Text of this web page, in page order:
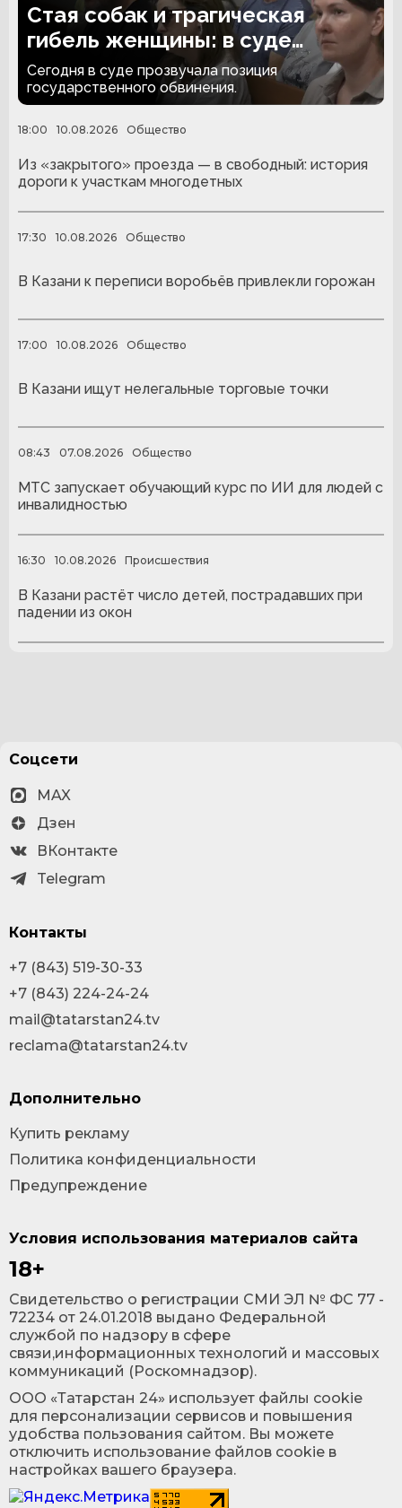
Стая собак и трагическая
гибель женщины: в суде
прозвучал запрос на наказание
Сегодня в суде прозвучала позиция
государственного обвинения.
18:00 10.08.2026 Общество
Из «закрытого» проезда — в свободный: история
дороги к участкам многодетных
17:30 10.08.2026 Общество
В Казани к переписи воробьёв привлекли горожан
17:00 10.08.2026 Общество
В Казани ищут нелегальные торговые точки
08:43 07.08.2026 Общество
МТС запускает обучающий курс по ИИ для людей с
инвалидностью
16:30 10.08.2026 Происшествия
В Казани растёт число детей, пострадавших при
падении из окон
Условия использования материалов сайта
18+
Cвидетельство о регистрации СМИ ЭЛ № ФС 77 -
72234 от 24.01.2018 выдано Федеральной
службой по надзору в сфере
связи,информационных технологий и массовых
коммуникаций (Роскомнадзор).
ООО «Татарстан 24» использует файлы cookie
для персонализации сервисов и повышения
удобства пользования сайтом. Вы можете
отключить использование файлов cookie в
настройках вашего браузера.
Соцсети
MAX
Дзен
ВКонтакте
Telegram
Контакты
+7 (843) 519-30-33
+7 (843) 224-24-24
mail@tatarstan24.tv
reclama@tatarstan24.tv
Дополнительно
Купить рекламу
Политика конфиденциальности
Предупреждение